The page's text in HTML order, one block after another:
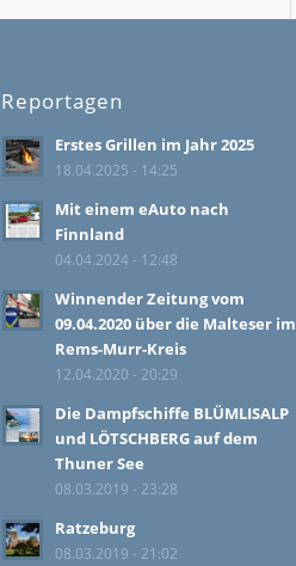
Reportagen
Erstes Grillen im Jahr 2025
18.04.2025 - 14:25
Mit einem eAuto nach
Finnland
04.04.2024 - 12:48
Winnender Zeitung vom
09.04.2020 über die Malteser im
Rems-Murr-Kreis
12.04.2020 - 20:29
Die Dampfschiffe BLÜMLISALP
und LÖTSCHBERG auf dem
Thuner See
08.03.2019 - 23:28
Ratzeburg
08.03.2019 - 21:02